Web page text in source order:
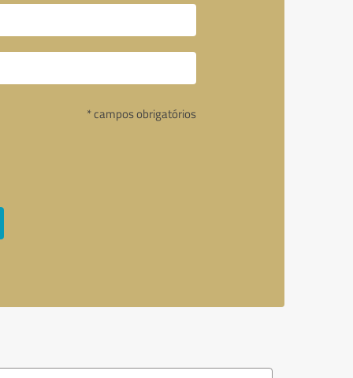
* campos obrigatórios